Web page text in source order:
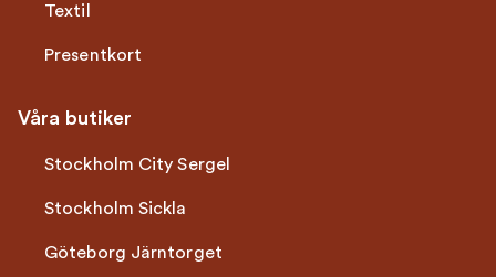
Textil
Presentkort
Våra butiker
Stockholm City Sergel
Stockholm Sickla
Göteborg Järntorget